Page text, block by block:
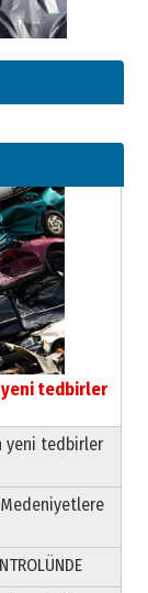
yeni tedbirler
yeni tedbirler